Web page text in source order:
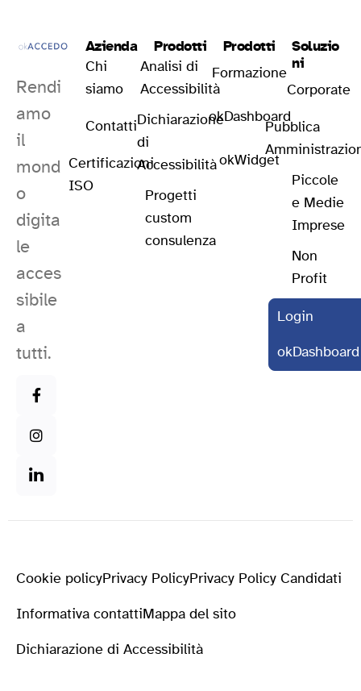
Rendi
amo
il
mond
o
digita
le
acces
sibile
a
tutti.
Azienda
Chi
siamo
Contatti
Certificazioni
ISO
Prodotti
Analisi di
Accessibilità
Dichiarazione
di
Accessibilità
Progetti
custom
consulenza
Prodotti
Formazione
okDashboard
okWidget
Soluzio
ni
Corporate
Pubblica
Piccole
e Medie
Imprese
Non
Profit
Login
okDashboard
Cookie policyPrivacy PolicyPrivacy Policy Candidati
Informativa contatti Mappa del sito
Dichiarazione di Accessibilità